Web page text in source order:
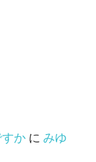
かにみゆ